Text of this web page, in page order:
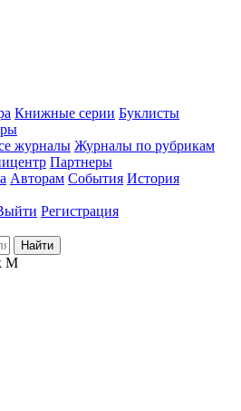
Книжные серии Буклисты
журналы Журналы по рубрикам
Партнеры
Авторам События История
Регистрация
Найти
М